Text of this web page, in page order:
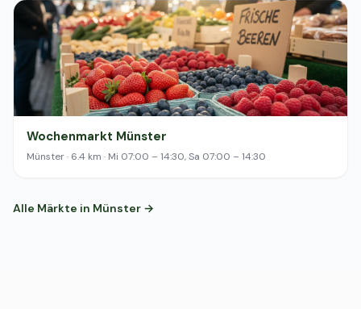
Wochenmarkt Münster
Münster · 6.4 km · Mi 07:00 – 14:30, Sa 07:00 – 14:30
Alle Märkte in Münster →